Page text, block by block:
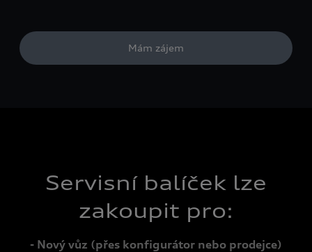
Mám zájem
Servisní balíček lze
zakoupit pro:
- Nový vůz (přes konfigurátor nebo prodejce)